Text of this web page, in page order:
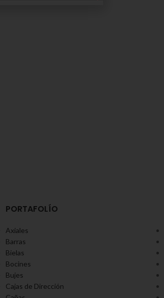
PORTAFOLÍO
Axiales
Barras
Bielas
Bocines
Bujes
Cajas de Dirección